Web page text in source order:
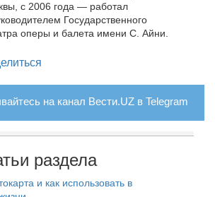
с 2006 года — работал
Государственного
оперы и балета имени С. Айни.
на канал Вести.UZ в Telegram
раздела
и как использовать в